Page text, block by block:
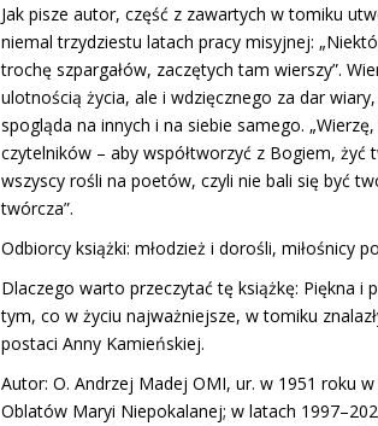
Jak pisze autor, część z zawartych w tomiku
niemal trzydziestu latach pracy misyjnej:
trochę szpargałów, zaczętych tam wierszy”.
ulotnością życia, ale i wdzięcznego za dar
spogląda na innych i na siebie samego.
czytelników – aby współtworzyć z Bogiem, żyć
wszyscy rośli na poetów, czyli nie bali się być
twórcza”.
Odbiorcy książki: młodzież i dorośli, miłośnicy
Dlaczego warto przeczytać tę książkę: Piękna
tym, co w życiu najważniejsze, w tomiku
postaci Anny Kamieńskiej.
Autor: O. Andrzej Madej OMI, ur. w 1951 roku
Oblatów Maryi Niepokalanej; w latach